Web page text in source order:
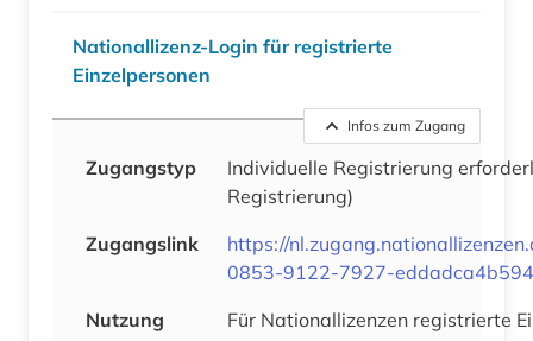
Nationallizenz-Login für registrierte
Einzelpersonen
Infos zum Zugang
Zugangstyp
Individuelle Registrierung
Registrierung)
Zugangslink
https://
0853-9122-7927-eddadca4b594
Nutzung
Für Nationallizenzen registrierte